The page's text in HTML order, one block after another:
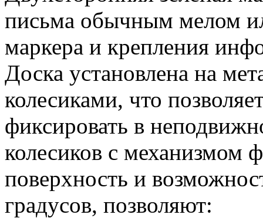
письма обычным мелом
маркера и крепления
Доска установлена на
колесиками, что
фиксировать в
колесиков с механизмом
поверхность и
градусов, позволяют: